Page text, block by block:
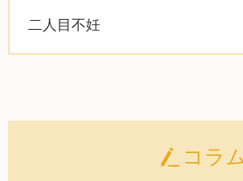
二人目不妊
コラ